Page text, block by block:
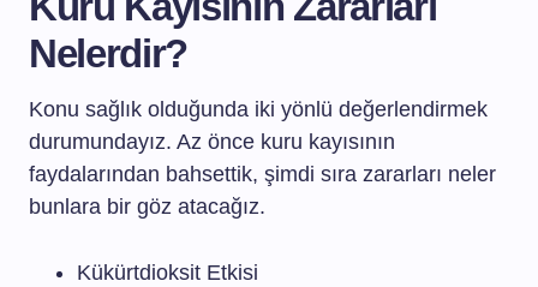
Nelerdir?
Konu sağlık olduğunda iki yönlü değerlendirmek
durumundayız. Az önce kuru kayısının
faydalarından bahsettik, şimdi sıra zararları neler
bunlara bir göz atacağız.
Kükürtdioksit Etkisi